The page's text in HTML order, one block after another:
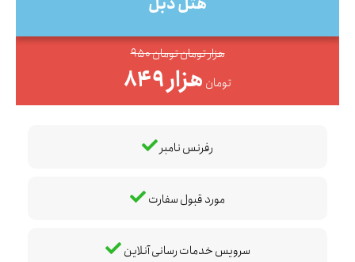
950 هزار تومان تومان
849 هزار تومان
رفرنس نامبر
مورد قبول سفارت
سرویس خدمات رسانی آنلاین